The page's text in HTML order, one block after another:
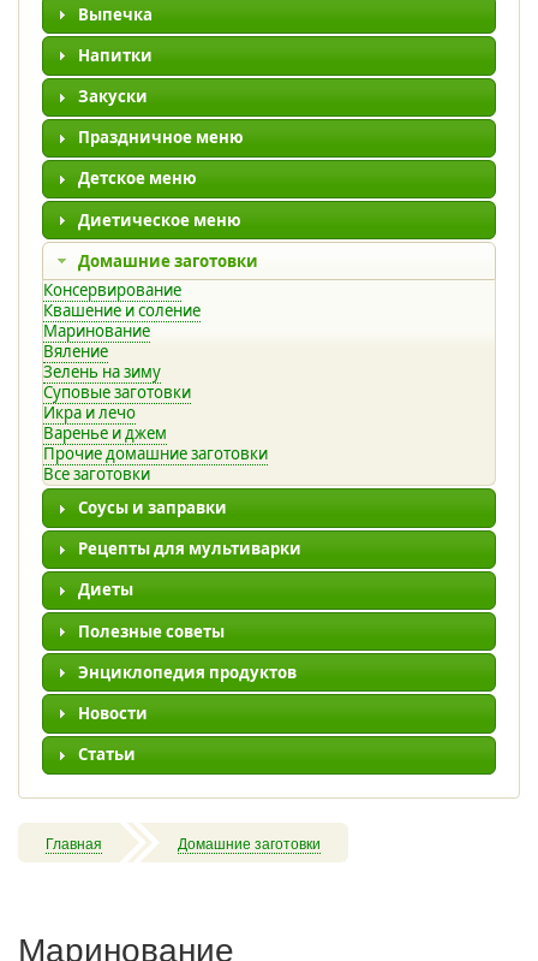
Выпечка
Напитки
Закуски
Праздничное меню
Детское меню
Диетическое меню
Домашние заготовки
Консервирование
Квашение и соление
Маринование
Вяление
Зелень на зиму
Суповые заготовки
Икра и лечо
Варенье и джем
Прочие домашние заготовки
Все заготовки
Соусы и заправки
Рецепты для мультиварки
Диеты
Полезные советы
Энциклопедия продуктов
Новости
Статьи
Главная Домашние заготовки
Маринование